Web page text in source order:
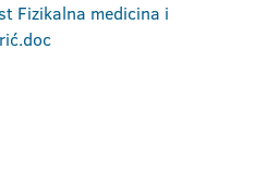
Fizikalna medicina i